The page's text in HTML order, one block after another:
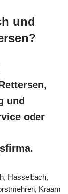
und
und
oder
Hasselbach,
Kraam